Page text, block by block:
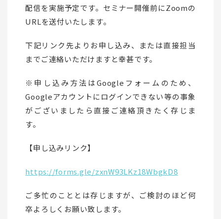
配信を実施予定です。セミナー開催前にZoomの
URLを送付いたします。
下記リンク先よりお申し込み、または直接担当
までご連絡いただけますと幸甚です。
※申し込み方法はGoogleフォームのため、
Googleアカウントにログインできない等の事象
がございましたら直接ご連絡頂きたく存じま
す。
【申し込みリンク】
https://forms.gle/zxnW93LKz18WbgkD8
ご多忙のこととは存じますが、ご検討のほど何
卒よろしくお願い致します。